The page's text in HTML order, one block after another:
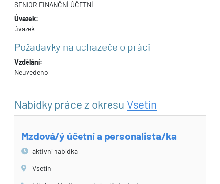
SENIOR FINANČNÍ ÚČETNÍ
Úvazek:
úvazek
Požadavky na uchazeče o práci
Vzdělání:
Neuvedeno
Nabídky práce z okresu Vsetín
Mzdová/ý účetní a personalista/ka
aktivní nabídka
Vsetín